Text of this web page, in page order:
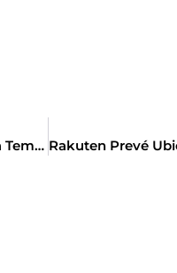
Telstar Integra Una Nueva Tecnología Soft-Sensor Para Monitorizar La Temperatura Global Del Lote De Producto En Liofilizadores Industriales